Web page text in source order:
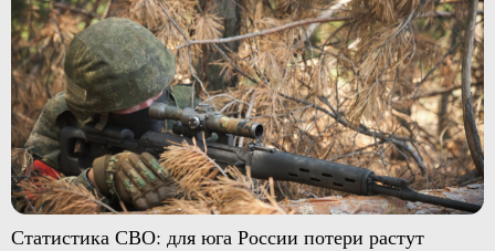
Статистика СВО: для юга России потери растут